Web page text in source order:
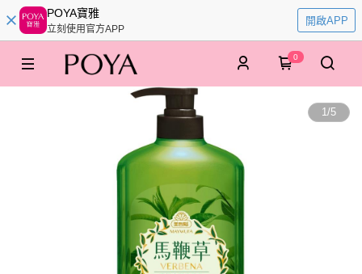
POYA寶雅
立刻使用官方APP
開啟APP
0
1/5